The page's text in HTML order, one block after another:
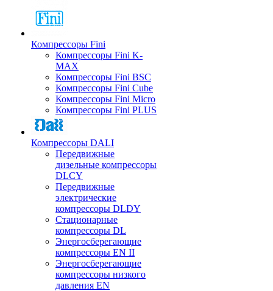
Компрессоры Fini
Компрессоры Fini K-
MAX
Компрессоры Fini BSC
Компрессоры Fini Cube
Компрессоры Fini Micro
Компрессоры Fini PLUS
Компрессоры DALI
Передвижные
дизельные компрессоры
DLCY
Передвижные
электрические
компрессоры DLDY
Стационарные
компрессоры DL
Энергосберегающие
компрессоры EN II
Энергосберегающие
компрессоры низкого
давления EN